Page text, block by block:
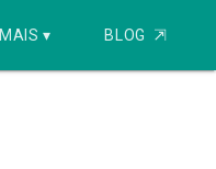
MAIS ▾ BLOG ⇱